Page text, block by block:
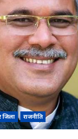
जिला राजनीति